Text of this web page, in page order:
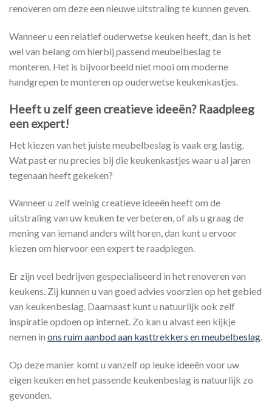
renoveren om deze een nieuwe uitstraling te kunnen geven.
Wanneer u een relatief ouderwetse keuken heeft, dan is het
wel van belang om hierbij passend meubelbeslag te
monteren. Het is bijvoorbeeld niet mooi om moderne
handgrepen te monteren op ouderwetse keukenkastjes.
Heeft u zelf geen creatieve ideeën? Raadpleeg
een expert!
Het kiezen van het juiste meubelbeslag is vaak erg lastig.
Wat past er nu precies bij die keukenkastjes waar u al jaren
tegenaan heeft gekeken?
Wanneer u zelf weinig creatieve ideeën heeft om de
uitstraling van uw keuken te verbeteren, of als u graag de
mening van iemand anders wilt horen, dan kunt u ervoor
kiezen om hiervoor een expert te raadplegen.
Er zijn veel bedrijven gespecialiseerd in het renoveren van
keukens. Zij kunnen u van goed advies voorzien op het gebied
van keukenbeslag. Daarnaast kunt u natuurlijk ook zelf
inspiratie opdoen op internet. Zo kan u alvast een kijkje
nemen in ons ruim aanbod aan kasttrekkers en meubelbeslag.
Op deze manier komt u vanzelf op leuke ideeën voor uw
eigen keuken en het passende keukenbeslag is natuurlijk zo
gevonden.